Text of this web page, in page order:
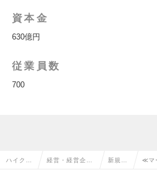
資本金
630億円
従業員数
700
ハイクラ 経営・経営企 新規事 ≪マ